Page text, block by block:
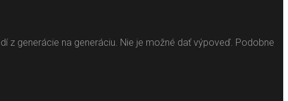
z generácie na generáciu. Nie je možné dať výpoveď. Podobne